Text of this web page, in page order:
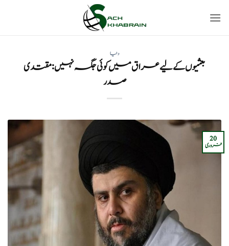
دنیا
بعثیوں کے لیے عراق میں کوئی جگہ نہیں:مقتدی
صدر
20
فروری